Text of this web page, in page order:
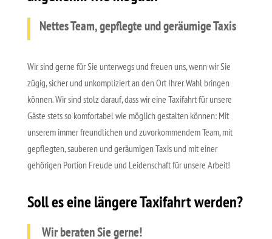
Nettes Team, gepflegte und geräumige Taxis
Wir sind gerne für Sie unterwegs und freuen uns, wenn wir Sie
zügig, sicher und unkompliziert an den Ort Ihrer Wahl bringen
können. Wir sind stolz darauf, dass wir eine Taxifahrt für unsere
Gäste stets so komfortabel wie möglich gestalten können: Mit
unserem immer freundlichen und zuvorkommendem Team, mit
gepflegten, sauberen und geräumigen Taxis und mit einer
gehörigen Portion Freude und Leidenschaft für unsere Arbeit!
Soll es eine längere Taxifahrt werden?
Wir beraten Sie gerne!